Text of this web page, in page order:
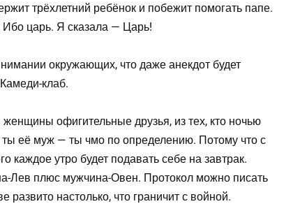
трёхлетний ребёнок и побежит помогать папе.
царь. Я сказала — Царь!
окружающих, что даже анекдот будет
клаб.
офигительные друзья, из тех, кто ночью
ты её муж — ты чмо по определению. Потому что с
каждое утро будет подавать себе на завтрак.
Лев плюс мужчина-Овен. Протокол можно писать
настолько, что граничит с войной.